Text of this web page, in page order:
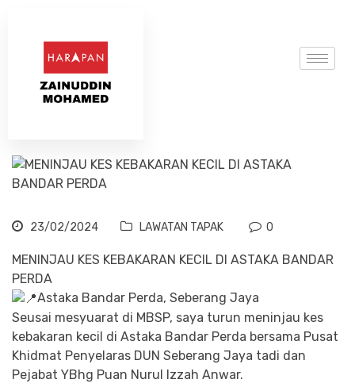
23/02/2024 LAWATAN TAPAK 0
MENINJAU KES KEBAKARAN KECIL DI ASTAKA BANDAR
PERDA
Astaka Bandar Perda, Seberang Jaya
Seusai mesyuarat di MBSP, saya turun meninjau kes
kebakaran kecil di Astaka Bandar Perda bersama Pusat
Khidmat Penyelaras DUN Seberang Jaya tadi dan
Pejabat YBhg Puan Nurul Izzah Anwar.